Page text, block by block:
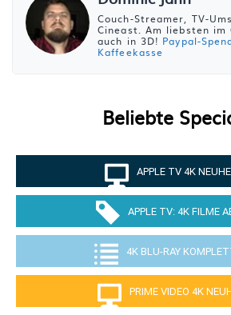
Couch-Streamer, TV-
Cineast. Am liebsten
auch in 3D! Paypal-
Kaffeekasse
Beliebte
APPLE TV 4K
APPLE TV: 4K FILME
4K BLU-RAY
PRIME VIDEO 4K